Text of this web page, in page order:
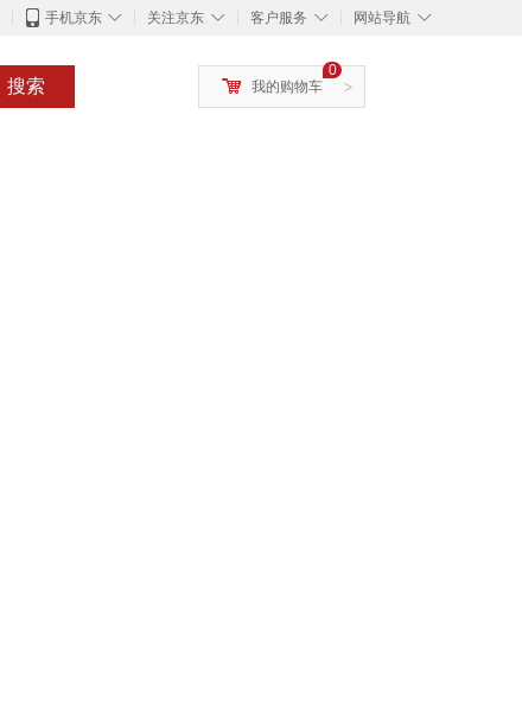
◇
手机京东 ◇
关注京东 ◇
客户服务 ◇
网站导航
搜索 >
0
我的购物车